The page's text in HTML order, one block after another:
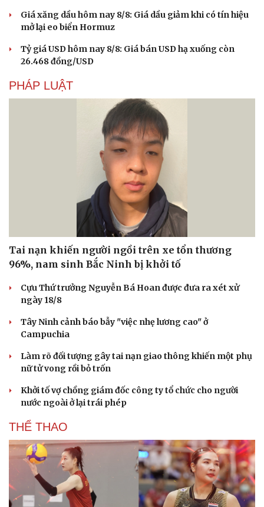
Giải trí
Nghệ sĩ
Thời trang
Sao Việt
Giá xăng dầu hôm nay 8/8: Giá dầu giảm khi có tín hiệu
mở lại eo biển Hormuz
Tỷ giá USD hôm nay 8/8: Giá bán USD hạ xuống còn
26.468 đồng/USD
PHÁP LUẬT
Tai nạn khiến người ngồi trên xe tổn thương
96%, nam sinh Bắc Ninh bị khởi tố
Cựu Thứ trưởng Nguyễn Bá Hoan được đưa ra xét xử
ngày 18/8
Tây Ninh cảnh báo bẫy "việc nhẹ lương cao" ở
Campuchia
Làm rõ đối tượng gây tai nạn giao thông khiến một phụ
nữ tử vong rồi bỏ trốn
Khởi tố vợ chồng giám đốc công ty tổ chức cho người
nước ngoài ở lại trái phép
THỂ THAO